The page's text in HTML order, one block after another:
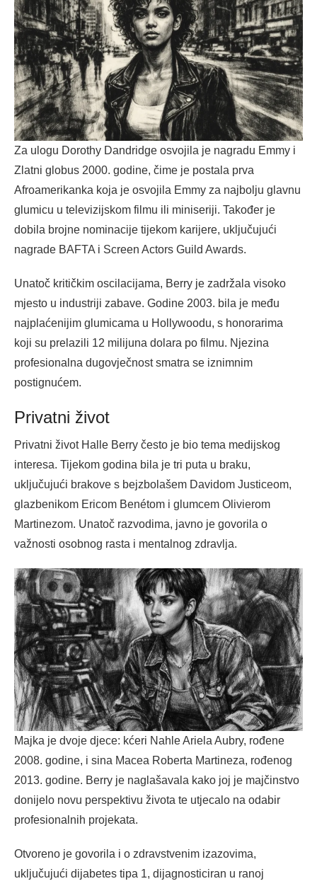
Za ulogu Dorothy Dandridge osvojila je nagradu Emmy i
Zlatni globus 2000. godine, čime je postala prva
Afroamerikanka koja je osvojila Emmy za najbolju glavnu
glumicu u televizijskom filmu ili miniseriji. Također je
dobila brojne nominacije tijekom karijere, uključujući
nagrade BAFTA i Screen Actors Guild Awards.
Unatoč kritičkim oscilacijama, Berry je zadržala visoko
mjesto u industriji zabave. Godine 2003. bila je među
najplaćenijim glumicama u Hollywoodu, s honorarima
koji su prelazili 12 milijuna dolara po filmu. Njezina
profesionalna dugovječnost smatra se iznimnim
postignućem.
Privatni život
Privatni život Halle Berry često je bio tema medijskog
interesa. Tijekom godina bila je tri puta u braku,
uključujući brakove s bejzbolašem Davidom Justiceom,
glazbenikom Ericom Benétom i glumcem Olivierom
Martinezom. Unatoč razvodima, javno je govorila o
važnosti osobnog rasta i mentalnog zdravlja.
Majka je dvoje djece: kćeri Nahle Ariela Aubry, rođene
2008. godine, i sina Macea Roberta Martineza, rođenog
2013. godine. Berry je naglašavala kako joj je majčinstvo
donijelo novu perspektivu života te utjecalo na odabir
profesionalnih projekata.
Otvoreno je govorila i o zdravstvenim izazovima,
uključujući dijabetes tipa 1, dijagnosticiran u ranoj